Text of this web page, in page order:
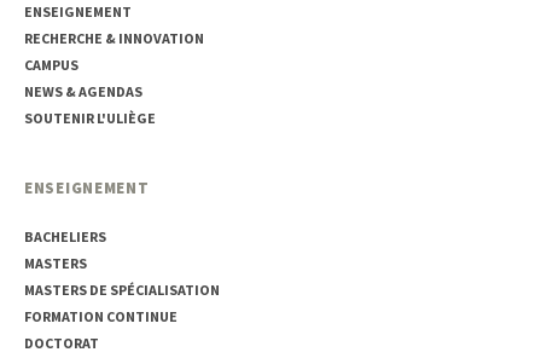
ENSEIGNEMENT
RECHERCHE & INNOVATION
CAMPUS
NEWS & AGENDAS
SOUTENIR L'ULIÈGE
ENSEIGNEMENT
BACHELIERS
MASTERS
MASTERS DE SPÉCIALISATION
FORMATION CONTINUE
DOCTORAT